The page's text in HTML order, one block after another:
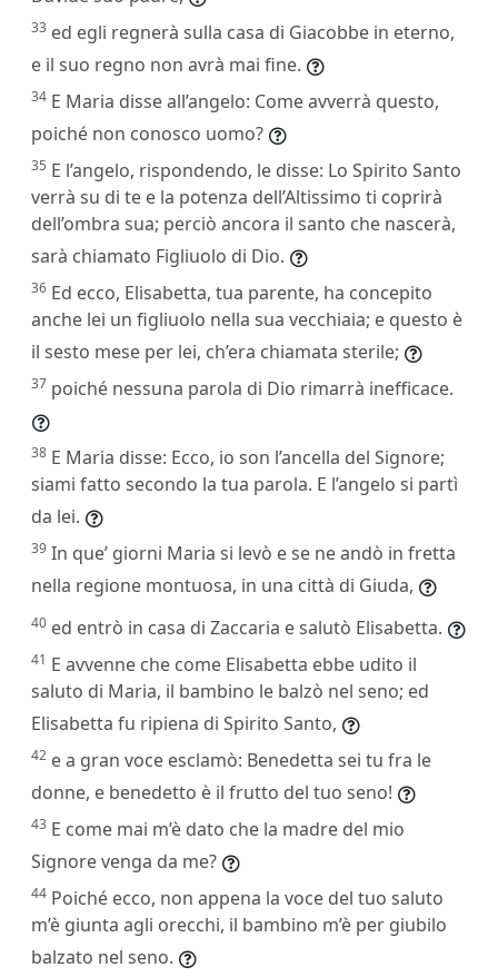
33 ed egli regnerà sulla casa di Giacobbe in eterno,
e il suo regno non avrà mai fine.
34 E Maria disse all’angelo: Come avverrà questo,
poiché non conosco uomo?
35 E l’angelo, rispondendo, le disse: Lo Spirito Santo
verrà su di te e la potenza dell’Altissimo ti coprirà
dell’ombra sua; perciò ancora il santo che nascerà,
sarà chiamato Figliuolo di Dio.
36 Ed ecco, Elisabetta, tua parente, ha concepito
anche lei un figliuolo nella sua vecchiaia; e questo è
il sesto mese per lei, ch’era chiamata sterile;
37 poiché nessuna parola di Dio rimarrà inefficace.
38 E Maria disse: Ecco, io son l’ancella del Signore;
siami fatto secondo la tua parola. E l’angelo si partì
da lei.
39 In que’ giorni Maria si levò e se ne andò in fretta
nella regione montuosa, in una città di Giuda,
40 ed entrò in casa di Zaccaria e salutò Elisabetta.
41 E avvenne che come Elisabetta ebbe udito il
saluto di Maria, il bambino le balzò nel seno; ed
Elisabetta fu ripiena di Spirito Santo,
42 e a gran voce esclamò: Benedetta sei tu fra le
donne, e benedetto è il frutto del tuo seno!
43 E come mai m’è dato che la madre del mio
Signore venga da me?
44 Poiché ecco, non appena la voce del tuo saluto
m’è giunta agli orecchi, il bambino m’è per giubilo
balzato nel seno.